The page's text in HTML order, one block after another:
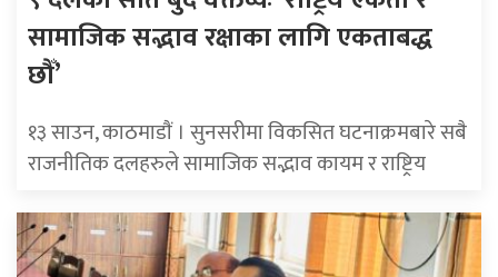
सामाजिक सद्भाव रक्षाका लागि एकताबद्ध
छौँ’
१३ साउन, काठमाडाैं । सुनसरीमा विकसित घटनाक्रमबारे सबै
राजनीतिक दलहरुले सामाजिक सद्भाव कायम र राष्ट्रिय